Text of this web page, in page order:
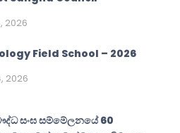
2026
Field School – 2026
2026
සංඝ සම්මේලනයේ 60